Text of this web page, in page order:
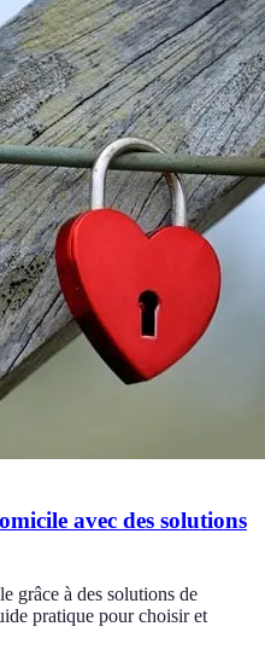
avec des solutions
grâce à des solutions de
pratique pour choisir et